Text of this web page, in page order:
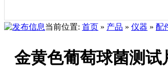
当前位置: 首页 » 产品 » 仪器 » 配
金黄色葡萄球菌测试